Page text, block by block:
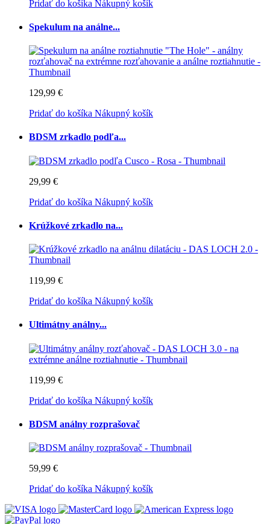
Pridať do košíka Nákupný košík
Spekulum na análne...
129,99 €
Pridať do košíka Nákupný košík
BDSM zrkadlo podľa...
29,99 €
Pridať do košíka Nákupný košík
Krúžkové zrkadlo na...
119,99 €
Pridať do košíka Nákupný košík
Ultimátny análny...
119,99 €
Pridať do košíka Nákupný košík
BDSM análny rozprašovač
59,99 €
Pridať do košíka Nákupný košík